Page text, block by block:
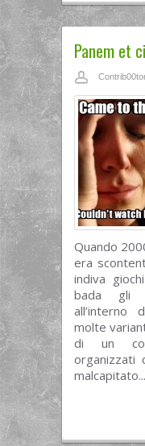
Panem et
Quando
era
indiva
bada gli
all’interno
molte
di un
organizzati
malcapitato...